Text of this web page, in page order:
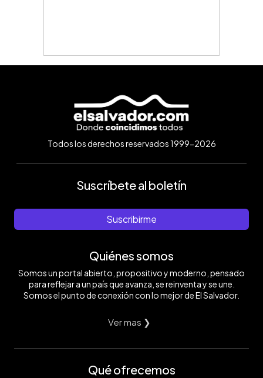
Todos los derechos reservados 1999-2026
Suscríbete al boletín
Suscribirme
Quiénes somos
Somos un portal abierto, propositivo y moderno, pensado
para reflejar a un país que avanza, se reinventa y se une.
Somos el punto de conexión con lo mejor de El Salvador.
Ver mas ❯
Qué ofrecemos